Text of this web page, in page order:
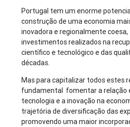
Portugal tem um enorme
construção de uma economia
inovadora e regionalmente
investimentos realizados na
científico e tecnológico e das
décadas.
Mas para capitalizar todos estes
fundamental fomentar a relação
tecnologia e a inovação na
trajetória de diversificação das
promovendo uma maior